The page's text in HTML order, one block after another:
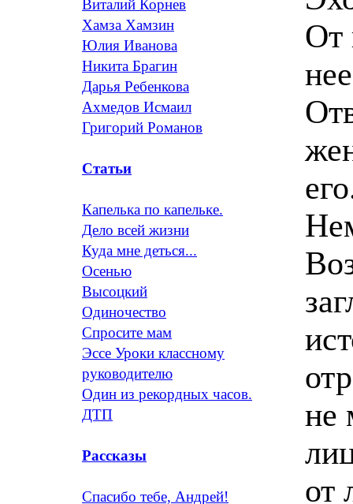
Виталий Корнев
Хамза Хамзин
Юлия Иванова
Никита Брагин
Дарья Ребенкова
Ахмедов Исмаил
Григорий Романов
Статьи
Капелька по капельке.
Дело всей жизни
Куда мне деться...
Осенью
Высоцкий
Одиночество
Спросите мам
Эссе Уроки классному
руководителю
Один из рекордных часов.
ДТП
Рассказы
Спасибо тебе, Андрей!
От
не
от